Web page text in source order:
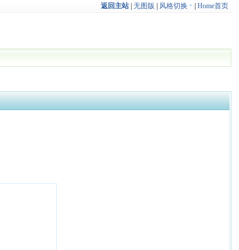
返回主站| 无图版 风格切换 Home首页